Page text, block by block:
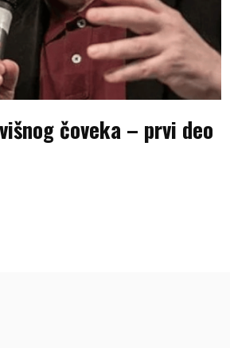
čoveka – prvi deo